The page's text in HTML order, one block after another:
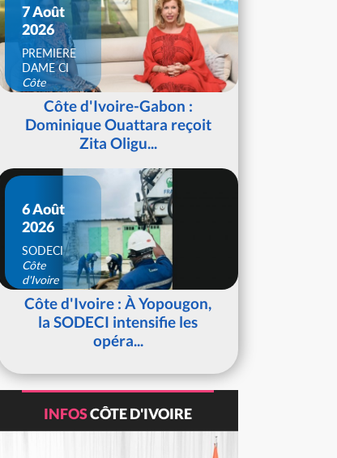
7 Août
2026
PREMIERE
DAME CI
Côte
d'IvoireCôte d'Ivoire-Gabon :
Dominique Ouattara reçoit
Zita Oligu...
6 Août
2026
SODECI
Côte
d'Ivoire
Côte d'Ivoire : À Yopougon,
la SODECI intensifie les
opéra...
INFOSCÔTE D'IVOIRE